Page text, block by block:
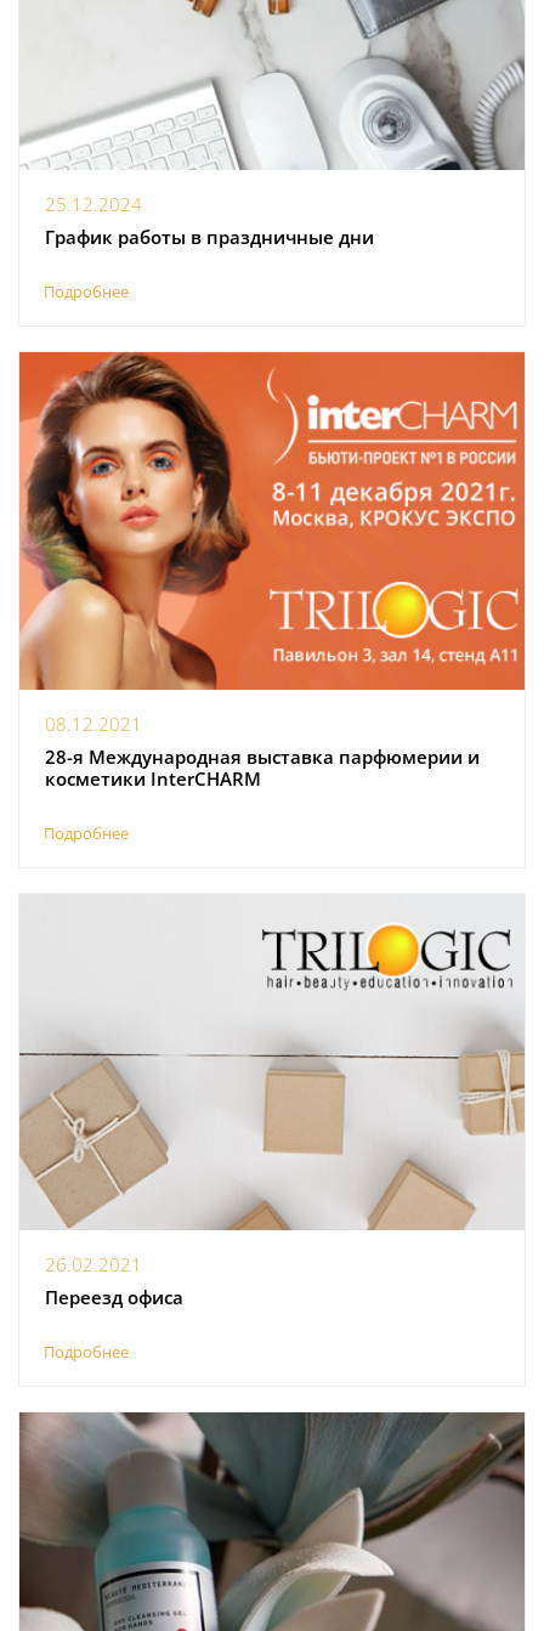
25.12.2024
График работы в праздничные дни
Подробнее
08.12.2021
28-я Международная выставка парфюмерии и
косметики InterCHARM
Подробнее
26.02.2021
Переезд офиса
Подробнее